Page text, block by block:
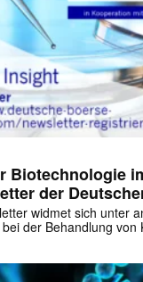
Biotechnologie
der
widmet sich unter
der Behandlung von